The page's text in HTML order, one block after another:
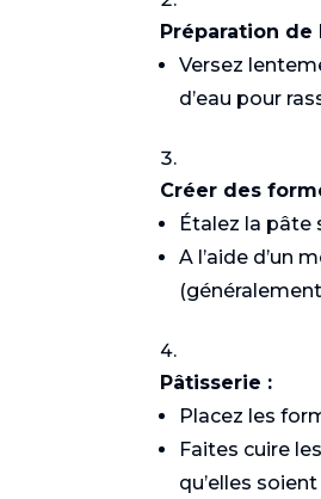
Préparation de
Versez
d’eau pour
Créer des
Étalez la pâte
A l’aide d’un
Pâtisserie :
Placez les
Faites cuire
qu’elles